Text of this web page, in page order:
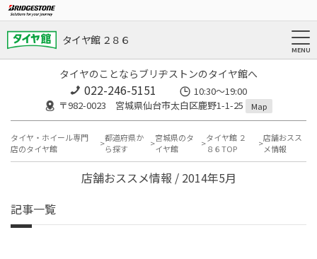
タイヤ館 ２８６
タイヤのことならブリヂストンのタイヤ館へ
022-246-5151
10:30～19:00
〒982-0023 宮城県仙台市太白区鹿野1-1-25
Map
タイヤ・ホイール専門
店のタイヤ館
都道府県か
ら探す
宮城県のタ
イヤ館
タイヤ館 ２
８６TOP
店舗おスス
メ情報
店舗おススメ情報 / 2014年5月
記事一覧